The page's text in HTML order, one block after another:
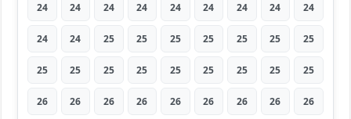
24 24 24 24 24 24 24 24 24
24 24 25 25 25 25 25 25 25
25 25 25 25 25 25 25 25 25
26 26 26 26 26 26 26 26 26